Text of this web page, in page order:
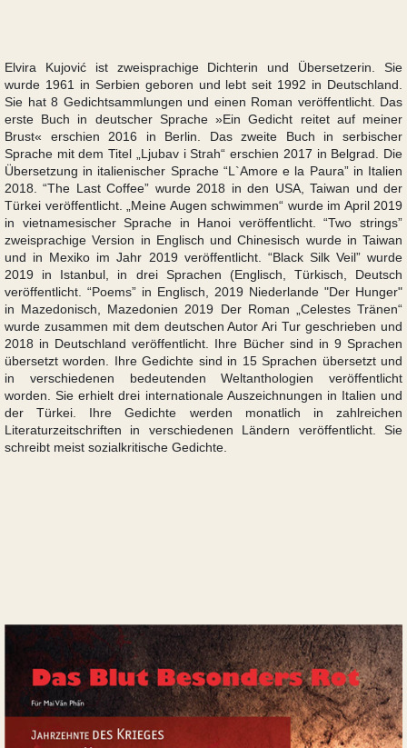
Elvira Kujović ist zweisprachige Dichterin und Übersetzerin. Sie
wurde 1961 in Serbien geboren und lebt seit 1992 in Deutschland.
Sie hat 8 Gedichtsammlungen und einen Roman veröffentlicht. Das
erste Buch in deutscher Sprache »Ein Gedicht reitet auf meiner
Brust« erschien 2016 in Berlin. Das zweite Buch in serbischer
Sprache mit dem Titel „Ljubav i Strah“ erschien 2017 in Belgrad. Die
Übersetzung in italienischer Sprache “L`Amore e la Paura” in Italien
2018. “The Last Coffee” wurde 2018 in den USA, Taiwan und der
Türkei veröffentlicht. „Meine Augen schwimmen“ wurde im April 2019
in vietnamesischer Sprache in Hanoi veröffentlicht. “Two strings”
zweisprachige Version in Englisch und Chinesisch wurde in Taiwan
und in Mexiko im Jahr 2019 veröffentlicht. “Black Silk Veil” wurde
2019 in Istanbul, in drei Sprachen (Englisch, Türkisch, Deutsch
veröffentlicht. “Poems” in Englisch, 2019 Niederlande "Der Hunger"
in Mazedonisch, Mazedonien 2019 Der Roman „Celestes Tränen“
wurde zusammen mit dem deutschen Autor Ari Tur geschrieben und
2018 in Deutschland veröffentlicht. Ihre Bücher sind in 9 Sprachen
übersetzt worden. Ihre Gedichte sind in 15 Sprachen übersetzt und
in verschiedenen bedeutenden Weltanthologien veröffentlicht
worden. Sie erhielt drei internationale Auszeichnungen in Italien und
der Türkei. Ihre Gedichte werden monatlich in zahlreichen
Literaturzeitschriften in verschiedenen Ländern veröffentlicht. Sie
schreibt meist sozialkritische Gedichte.